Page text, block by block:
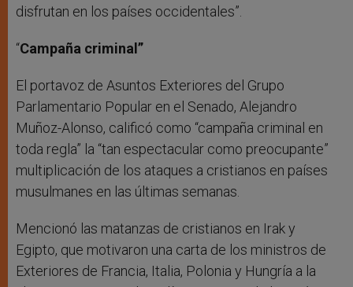
disfrutan en los países occidentales”.
“Campaña criminal”
El portavoz de Asuntos Exteriores del Grupo
Parlamentario Popular en el Senado, Alejandro
Muñoz-Alonso, calificó como “campaña criminal en
toda regla” la “tan espectacular como preocupante”
multiplicación de los ataques a cristianos en países
musulmanes en las últimas semanas.
Mencionó las matanzas de cristianos en Irak y
Egipto, que motivaron una carta de los ministros de
Exteriores de Francia, Italia, Polonia y Hungría a la